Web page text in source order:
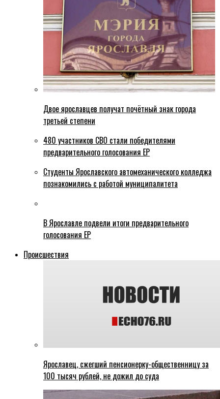
Двое ярославцев получат почётный знак города
третьей степени
480 участников СВО стали победителями
предварительного голосования ЕР
Студенты Ярославского автомеханического колледжа
познакомились с работой муниципалитета
В Ярославле подвели итоги предварительного
голосования ЕР
Происшествия
Ярославец, сжегший пенсионерку-общественницу за
100 тысяч рублей, не дожил до суда